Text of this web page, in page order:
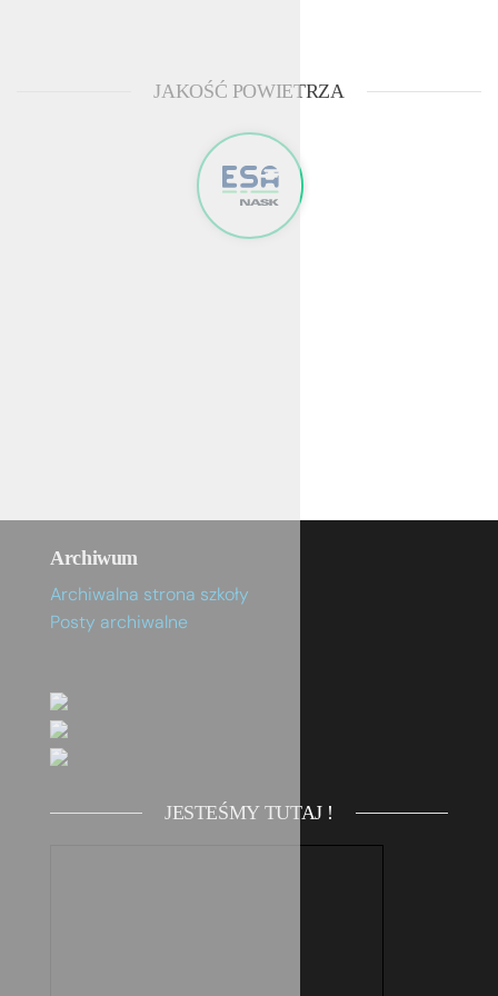
JAKOŚĆ POWIETRZA
Archiwum
Archiwalna strona szkoły
Posty archiwalne
JESTEŚMY TUTAJ !